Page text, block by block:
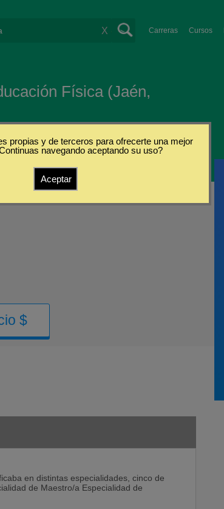
Carreras Cursos
X
Física (Jaén,
$
en distintas especialidades, cinco de
de Maestro/a Especialidad de
propias y de terceros para ofrecerte una mejor
navegando aceptando su uso?
Aceptar